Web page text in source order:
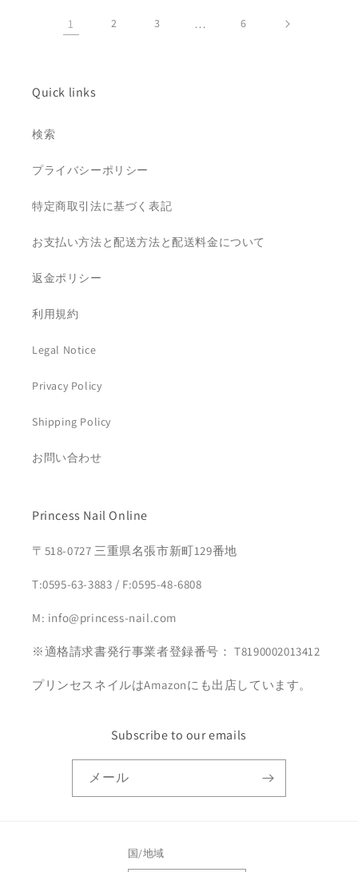
1 2 3 … 6
Quick links
検索
プライバシーポリシー
特定商取引法に基づく表記
お支払い方法と配送方法と配送料金について
返金ポリシー
利用規約
Legal Notice
Privacy Policy
Shipping Policy
お問い合わせ
Princess Nail Online
〒518-0727 三重県名張市新町129番地
T:0595-63-3883 / F:0595-48-6808
M: info@princess-nail.com
※適格請求書発行事業者登録番号： T8190002013412
プリンセスネイルはAmazonにも出店しています。
Subscribe to our emails
メール
国/地域